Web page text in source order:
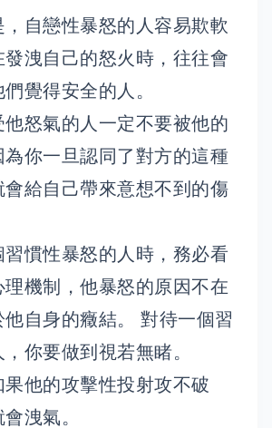
自戀性暴怒的人容易欺軟
洩自己的怒火時，往往會
覺得安全的人。
怒氣的人一定不要被他的
你一旦認同了對方的這種
給自己帶來意想不到的傷
慣性暴怒的人時，務必看
機制，他暴怒的原因不在
自身的癥結。 對待一個習
你要做到視若無睹。
他的攻擊性投射攻不破
洩氣。